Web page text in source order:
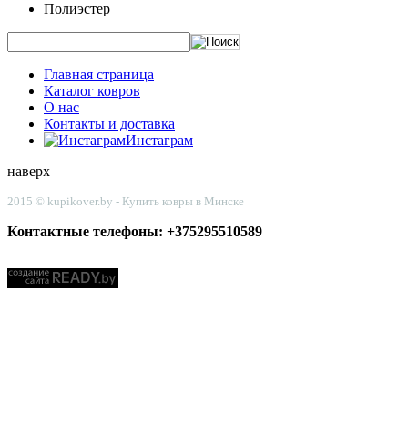
Полиэстер
Главная страница
Каталог ковров
О нас
Контакты и доставка
Инстаграм
наверх
2015 © kupikover.by - Купить ковры в Минске
Контактные телефоны: +375295510589